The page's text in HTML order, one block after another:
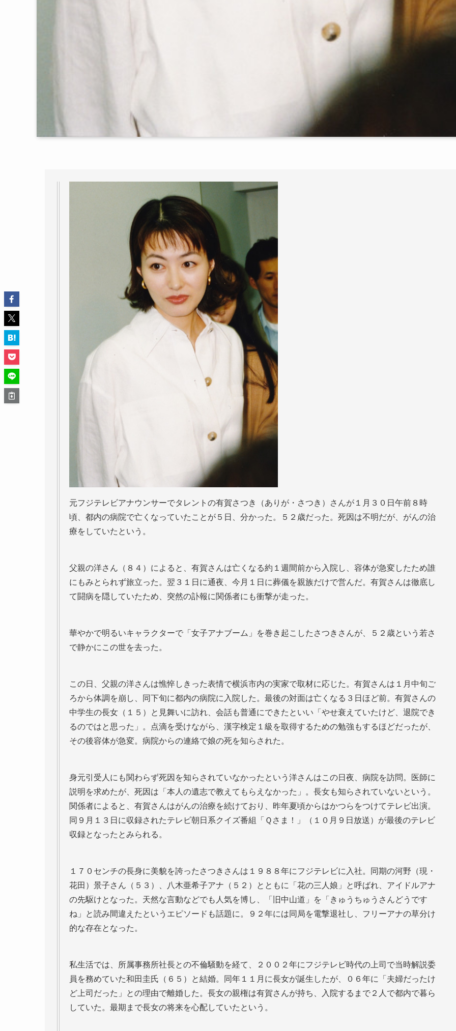
元フジテレビアナウンサーでタレントの有賀さつき（ありが・さつき）さんが１月３０日午前８時
頃、都内の病院で亡くなっていたことが５日、分かった。５２歳だった。死因は不明だが、がんの治
療をしていたという。
父親の洋さん（８４）によると、有賀さんは亡くなる約１週間前から入院し、容体が急変したため誰
にもみとられず旅立った。翌３１日に通夜、今月１日に葬儀を親族だけで営んだ。有賀さんは徹底し
て闘病を隠していたため、突然の訃報に関係者にも衝撃が走った。
華やかで明るいキャラクターで「女子アナブーム」を巻き起こしたさつきさんが、５２歳という若さ
で静かにこの世を去った。
この日、父親の洋さんは憔悴しきった表情で横浜市内の実家で取材に応じた。有賀さんは１月中旬ご
ろから体調を崩し、同下旬に都内の病院に入院した。最後の対面は亡くなる３日ほど前。有賀さんの
中学生の長女（１５）と見舞いに訪れ、会話も普通にできたといい「やせ衰えていたけど、退院でき
るのではと思った」。点滴を受けながら、漢字検定１級を取得するための勉強もするほどだったが、
その後容体が急変。病院からの連絡で娘の死を知らされた。
身元引受人にも関わらず死因を知らされていなかったという洋さんはこの日夜、病院を訪問。医師に
説明を求めたが、死因は「本人の遺志で教えてもらえなかった」。長女も知らされていないという。
関係者によると、有賀さんはがんの治療を続けており、昨年夏頃からはかつらをつけてテレビ出演。
同９月１３日に収録されたテレビ朝日系クイズ番組「Ｑさま！」（１０月９日放送）が最後のテレビ
収録となったとみられる。
１７０センチの長身に美貌を誇ったさつきさんは１９８８年にフジテレビに入社。同期の河野（現・
花田）景子さん（５３）、八木亜希子アナ（５２）とともに「花の三人娘」と呼ばれ、アイドルアナ
の先駆けとなった。天然な言動などでも人気を博し、「旧中山道」を「きゅうちゅうさんどうです
ね」と読み間違えたというエピソードも話題に。９２年には同局を電撃退社し、フリーアナの草分け
的な存在となった。
私生活では、所属事務所社長との不倫騒動を経て、２００２年にフジテレビ時代の上司で当時解説委
員を務めていた和田圭氏（６５）と結婚。同年１１月に長女が誕生したが、０６年に「夫婦だったけ
ど上司だった」との理由で離婚した。長女の親権は有賀さんが持ち、入院するまで２人で都内で暮ら
していた。最期まで長女の将来を心配していたという。